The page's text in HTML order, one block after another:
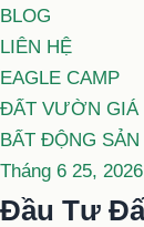
BLOG
LIÊN HỆ
EAGLE CAMP
ĐẤT VƯỜN GIÁ
BẤT ĐỘNG SẢN
Đăng
trong
Tháng 6 25, 2026
Đầu Tư